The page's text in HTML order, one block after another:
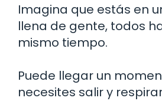
Imagina que estás en
llena de gente, todos
mismo tiempo.
Puede llegar un
necesites salir y